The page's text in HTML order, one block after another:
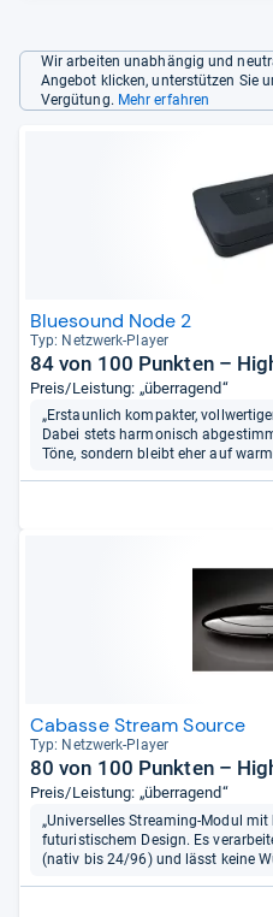
Wir arbeiten unabhängig und
Angebot klicken, unterstützen Sie
Vergütung. Mehr erfahren
Bluesound Node 2
Typ: Netz­werk-​Player
84 von 100 Punkten –
Preis/Leistung: „überragend“
„Erstaunlich kompakter,
Dabei stets harmonisch
Töne, sondern bleibt eher auf
Cabasse Stream Source
Typ: Netz­werk-​Player
80 von 100 Punkten –
Preis/Leistung: „überragend“
„Universelles Streaming-Modul
futuristischem Design. Es
(nativ bis 24/96) und lässt keine